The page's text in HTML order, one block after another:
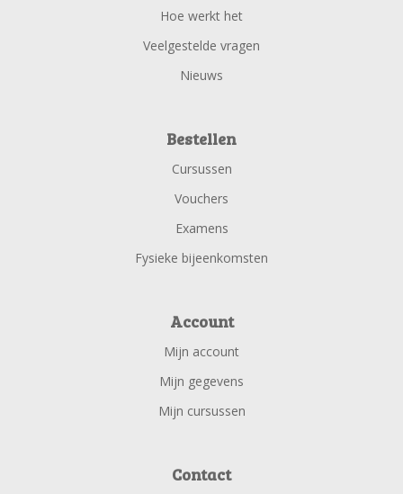
Hoe werkt het
Veelgestelde vragen
Nieuws
Bestellen
Cursussen
Vouchers
Examens
Fysieke bijeenkomsten
Account
Mijn account
Mijn gegevens
Mijn cursussen
Contact